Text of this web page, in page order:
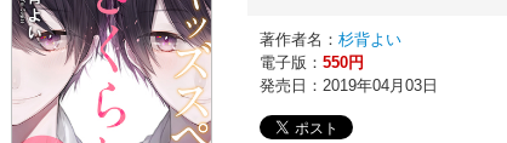
著作者名： 杉背よい
電子版： 550円
発売日：2019年04月03日